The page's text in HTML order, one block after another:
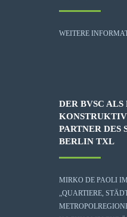
WEITERE
DER BVSC
PARTNER DES
BERLIN TXL
MIRKO DE PAOLI
„QUARTIERE,